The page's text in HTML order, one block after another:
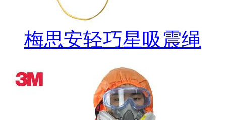
梅思安轻巧星吸震绳